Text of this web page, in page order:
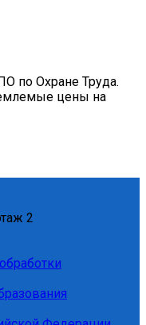
по Охране Труда.
цены на
2